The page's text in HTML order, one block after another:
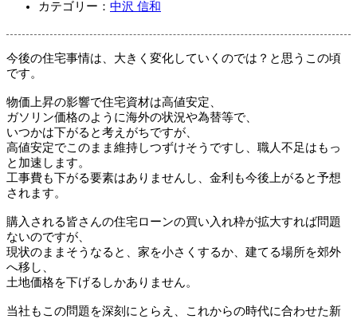
カテゴリー： 中沢 信和
今後の住宅事情は、大きく変化していくのでは？と思うこの頃
です。
物価上昇の影響で住宅資材は高値安定、
ガソリン価格のように海外の状況や為替等で、
いつかは下がると考えがちですが、
高値安定でこのまま維持しつずけそうですし、職人不足はもっ
と加速します。
工事費も下がる要素はありませんし、金利も今後上がると予想
されます。
購入される皆さんの住宅ローンの買い入れ枠が拡大すれば問題
ないのですが、
現状のままそうなると、家を小さくするか、建てる場所を郊外
へ移し、
土地価格を下げるしかありません。
当社もこの問題を深刻にとらえ、これからの時代に合わせた新